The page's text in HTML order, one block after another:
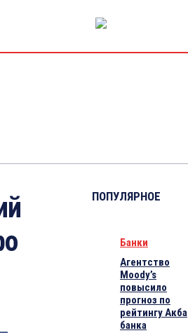
ПОПУЛЯРНОЕ
Банки
Агентство
Moody’s
повысило
прогноз по
рейтингу Акба
банка